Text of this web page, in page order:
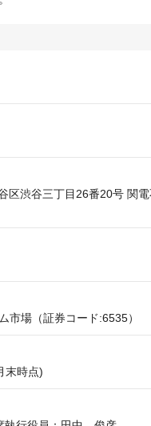
区渋谷三丁目26番20号 関
市場（証券コード:6535）
末時点)